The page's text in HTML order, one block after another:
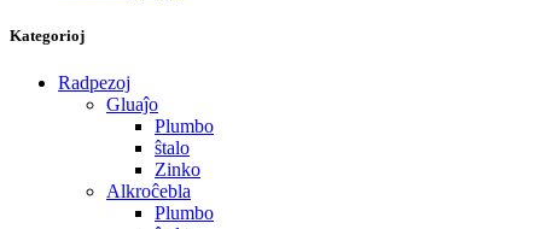
Kategorioj
Radpezoj
Gluaĵo
Plumbo
ŝtalo
Zinko
Alkroĉebla
Plumbo